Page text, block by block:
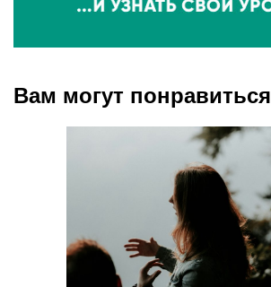
Вам могут понравиться